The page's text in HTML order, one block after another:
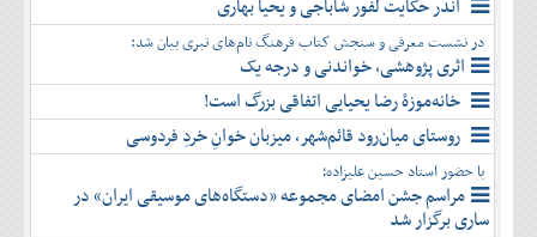
اسفند
دی
بهمن
اسفند
اندر حکایت لفور شاباجی و یحیا بهاری
در نشست معرفی و سنجش کتاب فرهنگ نام‌های تبری بیان شد:
اثری پژوهشی، خواندنی و درجه یک
خانه‌موزۀ رضا یحیایی اتفاقی بزرگ است!
روستای میان‌رود قائم‌شهر، میزبان خوانِ خردِ فردوسی
با حضور استاد حسین علیزاده؛
مراسم جشن امضای مجموعه «دستگاه‌های موسیقی ایران» در
ساری برگزار شد